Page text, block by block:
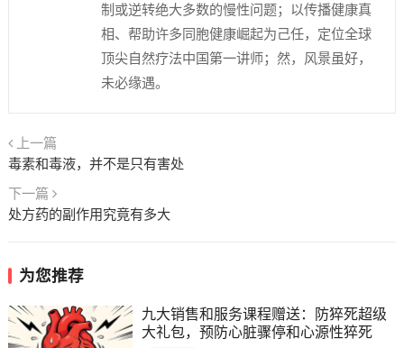
制或逆转绝大多数的慢性问题；以传播健康真
相、帮助许多同胞健康崛起为己任，定位全球
顶尖自然疗法中国第一讲师；然，风景虽好，
未必缘遇。
上一篇
毒素和毒液，并不是只有害处
下一篇
处方药的副作用究竟有多大
为您推荐
九大销售和服务课程赠送：防猝死超级
大礼包，预防心脏骤停和心源性猝死